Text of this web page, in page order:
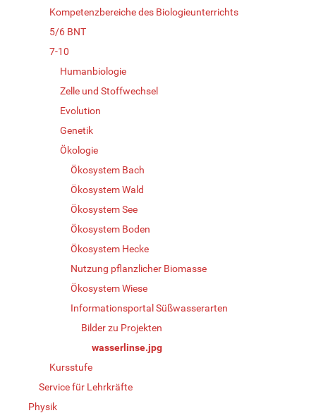
Kompetenzbereiche des Biologieunterrichts
5/6 BNT
7-10
Humanbiologie
Zelle und Stoffwechsel
Evolution
Genetik
Ökologie
Ökosystem Bach
Ökosystem Wald
Ökosystem See
Ökosystem Boden
Ökosystem Hecke
Nutzung pflanzlicher Biomasse
Ökosystem Wiese
Informationsportal Süßwasserarten
Bilder zu Projekten
wasserlinse.jpg
Kursstufe
Service für Lehrkräfte
Physik